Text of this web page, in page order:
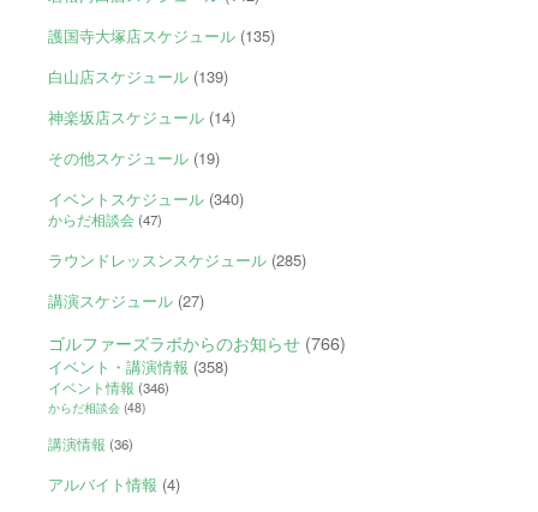
護国寺大塚店スケジュール(135)
白山店スケジュール(139)
神楽坂店スケジュール(14)
その他スケジュール(19)
イベントスケジュール(340)
からだ相談会(47)
ラウンドレッスンスケジュール(285)
講演スケジュール(27)
ゴルファーズラボからのお知らせ(766)
イベント・講演情報 (358)
イベント情報 (346)
からだ相談会(48)
講演情報 (36)
アルバイト情報 (4)